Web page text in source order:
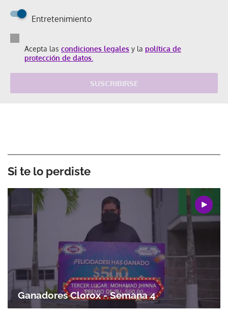
Entretenimiento
Acepta las condiciones legales y la política de
protección de datos.
SUSCRIBIRSE
Si te lo perdiste
Ganadores Clorox - Semana 4